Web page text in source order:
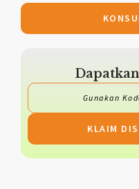
Gunakan
KLAIM